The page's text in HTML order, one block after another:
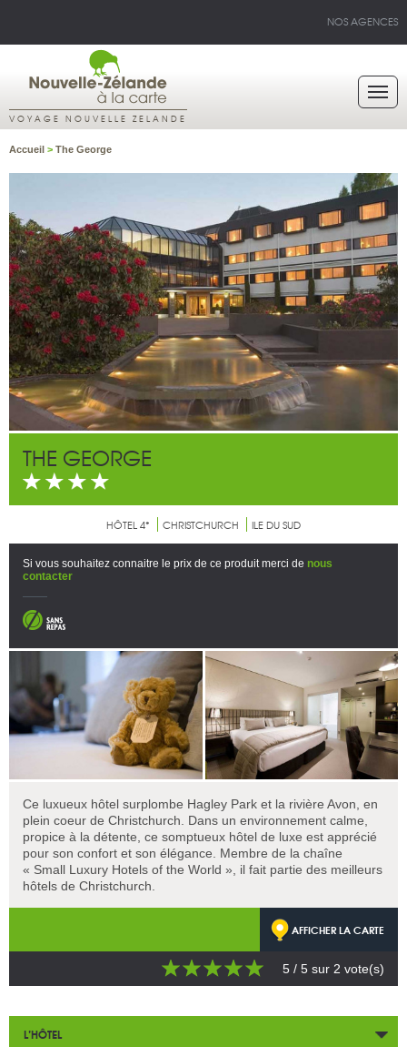
NOS AGENCES
VOYAGE NOUVELLE ZELANDE
Accueil > The George
THE GEORGE
HÔTEL 4* CHRISTCHURCH ILE DU SUD
Si vous souhaitez connaitre le prix de ce produit merci de nous
contacter
Ce luxueux hôtel surplombe Hagley Park et la rivière Avon, en
plein coeur de Christchurch. Dans un environnement calme,
propice à la détente, ce somptueux hôtel de luxe est apprécié
pour son confort et son élégance. Membre de la chaîne
« Small Luxury Hotels of the World », il fait partie des meilleurs
hôtels de Christchurch.
AFFICHER LA CARTE
5 / 5 sur 2 vote(s)
L’HÔTEL